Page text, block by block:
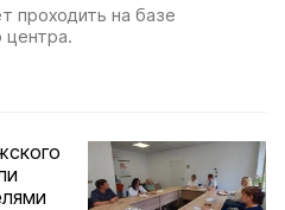
проходить на базе
центра.